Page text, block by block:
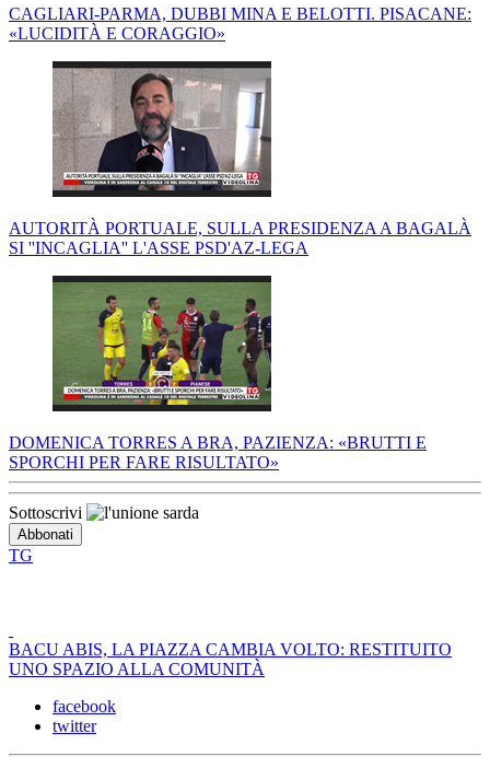
CAGLIARI-PARMA, DUBBI MINA E BELOTTI. PISACANE:
«LUCIDITÀ E CORAGGIO»
AUTORITÀ PORTUALE, SULLA PRESIDENZA A BAGALÀ
SI ''INCAGLIA'' L'ASSE PSD'AZ-LEGA
DOMENICA TORRES A BRA, PAZIENZA: «BRUTTI E
SPORCHI PER FARE RISULTATO»
Sottoscrivi
TG
BACU ABIS, LA PIAZZA CAMBIA VOLTO: RESTITUITO
UNO SPAZIO ALLA COMUNITÀ
facebook
twitter